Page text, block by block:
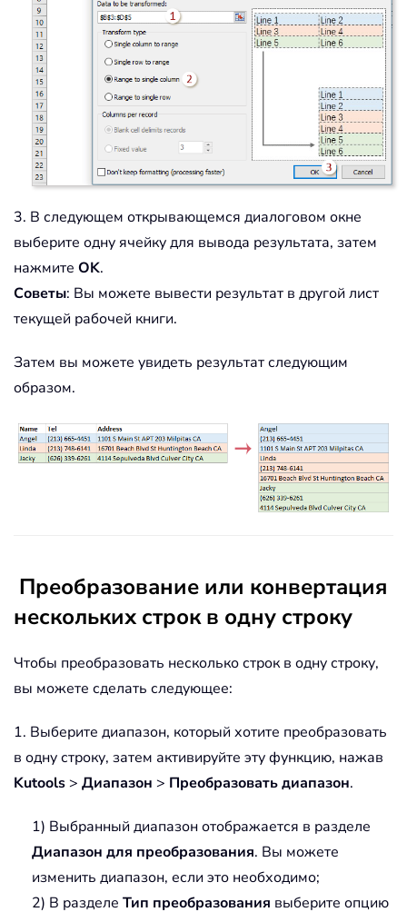
3. В следующем открывающемся диалоговом окне
выберите одну ячейку для вывода результата, затем
нажмите OK.
Советы: Вы можете вывести результат в другой лист
текущей рабочей книги.
Затем вы можете увидеть результат следующим
образом.
Преобразование или конвертация
нескольких строк в одну строку
Чтобы преобразовать несколько строк в одну строку,
вы можете сделать следующее:
1. Выберите диапазон, который хотите преобразовать
в одну строку, затем активируйте эту функцию, нажав
Kutools > Диапазон > Преобразовать диапазон.
1) Выбранный диапазон отображается в разделе
Диапазон для преобразования. Вы можете
изменить диапазон, если это необходимо;
2) В разделе Тип преобразования выберите опцию